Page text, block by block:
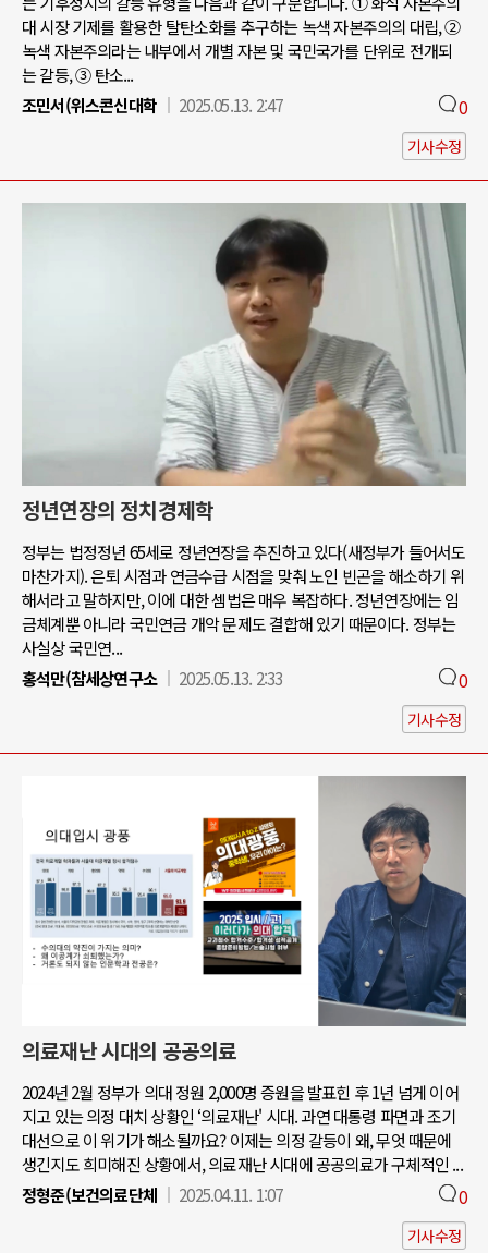
대 시장 기제를 활용한 탈탄소화를 추구하는 녹색 자본주의의 대립, ②
녹색 자본주의라는 내부에서 개별 자본 및 국민국가를 단위로 전개되
는 갈등, ③ 탄소...
조민서(위스콘신대학
2025.05.13. 2:47 0
기사수정
정년연장의 정치경제학
정부는 법정정년 65세로 정년연장을 추진하고 있다(새정부가 들어서도
마찬가지). 은퇴 시점과 연금수급 시점을 맞춰 노인 빈곤을 해소하기 위
해서라고 말하지만, 이에 대한 셈법은 매우 복잡하다. 정년연장에는 임
금체계뿐 아니라 국민연금 개악 문제도 결합해 있기 때문이다. 정부는
사실상 국민연...
홍석만(참세상연구소
2025.05.13. 2:33 0
기사수정
의료재난 시대의 공공의료
2024년 2월 정부가 의대 정원 2,000명 증원을 발표힌 후 1년 넘게 이어
지고 있는 의정 대치 상황인 ‘의료재난' 시대. 과연 대통령 파면과 조기
대선으로 이 위기가 해소될까요? 이제는 의정 갈등이 왜, 무엇 때문에
생긴지도 희미해진 상황에서, 의료재난 시대에 공공의료가 구체적인 ...
정형준(보건의료단체
2025.04.11. 1:07 0
기사수정